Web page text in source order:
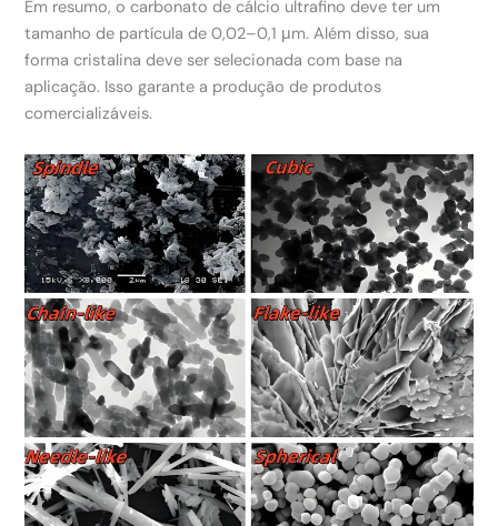
Em resumo, o carbonato de cálcio ultrafino deve ter um
tamanho de partícula de 0,02–0,1 μm. Além disso, sua
forma cristalina deve ser selecionada com base na
aplicação. Isso garante a produção de produtos
comercializáveis.